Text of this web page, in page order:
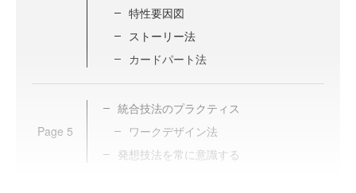
特性要因図
ストーリー法
カードパート法
Page 5
統合技法のプラクティス
ワークデザイン法
発想技法を常に意識する